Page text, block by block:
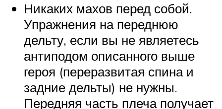
Никаких махов перед собой.
Упражнения на переднюю
дельту, если вы не являетесь
антиподом описанного выше
героя (переразвитая спина и
задние дельты) не нужны.
Передняя часть плеча получает